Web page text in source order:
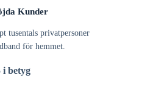
Kunder
tusentals privatpersoner
för hemmet.
i betyg